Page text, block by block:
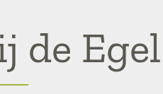
de Egel